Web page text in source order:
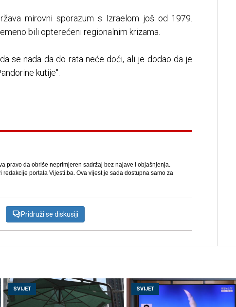
mirovni sporazum s Izraelom još od 1979.
bili opterećeni regionalnim krizama.
se nada da do rata neće doći, ali je dodao da je
kutije".
pravo da obriše neprimjeren sadržaj bez najave i objašnjenja.
redakcije portala Vijesti.ba. Ova vijest je sada dostupna samo za
Pridruži se diskusiji
SVIJET SVIJET